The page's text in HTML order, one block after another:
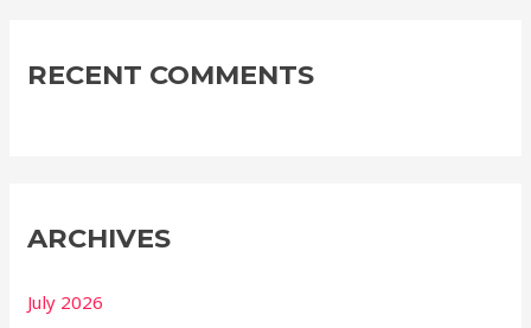
RECENT COMMENTS
ARCHIVES
July 2026